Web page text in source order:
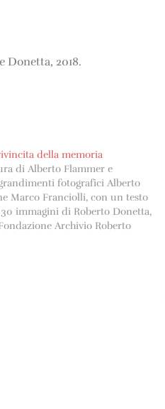
2018.
della memoria
di Alberto Flammer e
fotografici Alberto
Marco Franciolli, con un testo
immagini di Roberto Donetta,
Archivio Roberto